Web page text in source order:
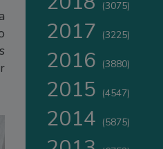
(3075)
2017 (3225)
2016 (3880)
2015 (4547)
2014 (5875)